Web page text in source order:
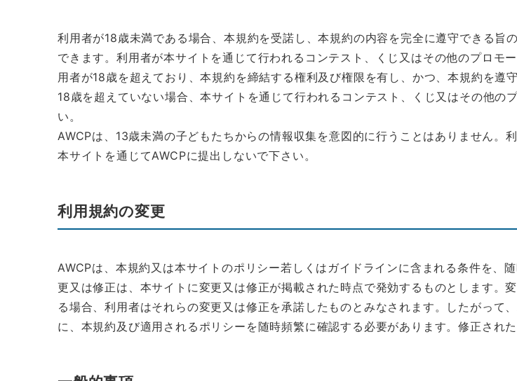
利用者が18歳未満である場合、本規約を受諾し、本規約の内容を完全に遵守できる
できます。利用者が本サイトを通じて行われるコンテスト、くじ又はその他のプロモ
用者が18歳を超えており、本規約を締結する権利及び権限を有し、かつ、本規約を
18歳を超えていない場合、本サイトを通じて行われるコンテスト、くじ又はその他の
い。
AWCPは、13歳未満の子どもたちからの情報収集を意図的に行うことはありません
本サイトを通じてAWCPに提出しないで下さい。
利用規約の変更
AWCPは、本規約又は本サイトのポリシー若しくはガイドラインに含まれる条件を、
更又は修正は、本サイトに変更又は修正が掲載された時点で発効するものとします。
る場合、利用者はそれらの変更又は修正を承諾したものとみなされます。したがって
に、本規約及び適用されるポリシーを随時頻繁に確認する必要があります。修正され